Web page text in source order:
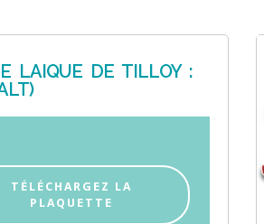
LAIQUE DE TILLOY :
TÉLÉCHARGEZ LA
PLAQUETTE